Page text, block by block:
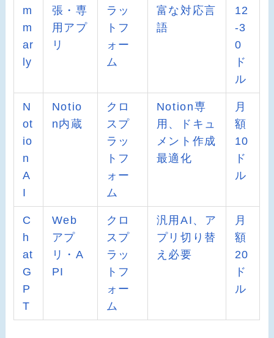
m
m
ar
ly
張・専
用アプ
リ
ラッ
トフ
ォー
ム
富な対応言
語
12
-3
0
ド
ル
N
ot
io
n
A
I
Notio
n内蔵
クロ
スプ
ラッ
トフ
ォー
ム
Notion専
用、ドキュ
メント作成
最適化
月
額
10
ド
ル
C
h
at
G
P
T
Web
アプ
リ・A
PI
クロ
スプ
ラッ
トフ
ォー
ム
汎用AI、ア
プリ切り替
え必要
月
額
20
ド
ル